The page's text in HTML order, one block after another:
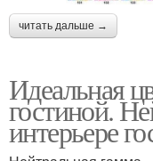
читать дальше →
Идеальная
гостиной.
интерьере